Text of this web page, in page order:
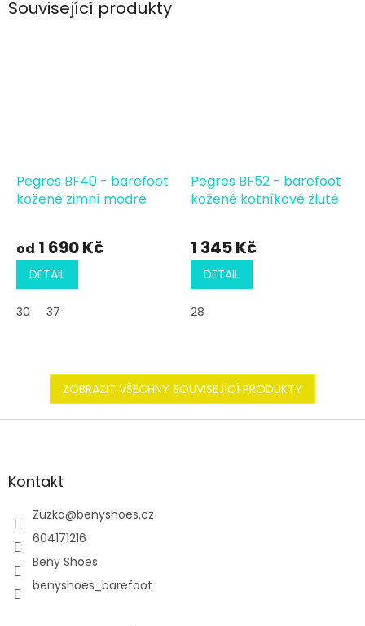
Související produkty
Pegres BF40 - barefoot
kožené zimní modré
od 1 690 Kč
DETAIL
30 37
Pegres BF52 - barefoot
kožené kotníkové žluté
1 345 Kč
DETAIL
28
ZOBRAZIT VŠECHNY SOUVISEJÍCÍ PRODUKTY
Z
aKontakt
Zuzka@benyshoes.cz
604171216
Beny Shoes
benyshoes_barefoot